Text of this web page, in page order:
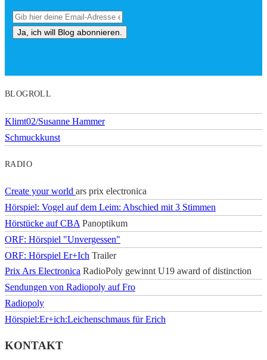
BLOGROLL
Klimt02/Susanne Hammer
Schmuckkunst
RADIO
Create your world ars prix electronica
Hörspiel: Vogel auf dem Leim: Abschied mit 3 Stimmen
Hörstücke auf CBA Panoptikum
ORF: Hörspiel "Unvergessen"
ORF: Hörspiel Er+Ich Trailer
Prix Ars Electronica RadioPoly gewinnt U19 award of distinction
Sendungen von Radiopoly auf Fro
Radiopoly
Hörspiel:Er+ich:Leichenschmaus für Erich
KONTAKT